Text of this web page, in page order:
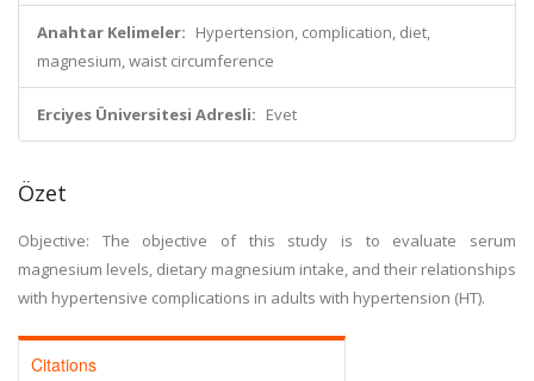
Anahtar Kelimeler: Hypertension, complication, diet,
magnesium, waist circumference
Erciyes Üniversitesi Adresli: Evet
Özet
Objective: The objective of this study is to evaluate serum
magnesium levels, dietary magnesium intake, and their relationships
with hypertensive complications in adults with hypertension (HT).
Citations